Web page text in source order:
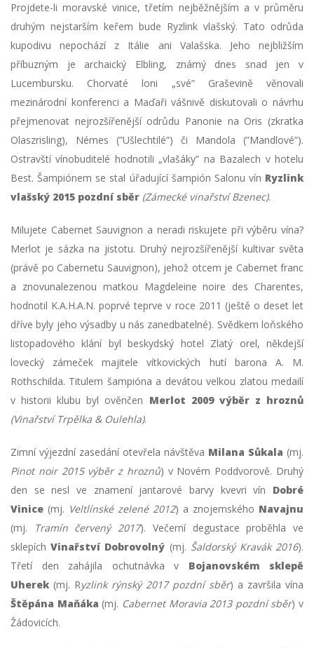
Projdete-li moravské vinice, třetím nejběžnějším a v průměru
druhým nejstarším keřem bude Ryzlink vlašský. Tato odrůda
kupodivu nepochází z Itálie ani Valašska. Jeho nejbližším
příbuzným je archaický Elbling, známý dnes snad jen v
Lucembursku. Chorvaté loni „své” Graševině věnovali
mezinárodní konferenci a Maďaři vášnivě diskutovali o návrhu
přejmenovat nejrozšířenější odrůdu Panonie na Oris (zkratka
Olaszrisling), Némes (”Ušlechtilé”) či Mandola (”Mandlové”).
Ostravští vínobuditelé hodnotili „vlašáky” na Bazalech v hotelu
Best. Šampiónem se stal úřadující šampión Salonu vín Ryzlink
vlašský 2015 pozdní sběr (Zámecké vinařství Bzenec).
Milujete Cabernet Sauvignon a neradi riskujete při výběru vína?
Merlot je sázka na jistotu. Druhý nejrozšířenější kultivar světa
(právě po Cabernetu Sauvignon), jehož otcem je Cabernet franc
a znovunalezenou matkou Magdeleine noire des Charentes,
hodnotil K.A.H.A.N. poprvé teprve v roce 2011 (ještě o deset let
dříve byly jeho výsadby u nás zanedbatelné). Svědkem loňského
listopadového klání byl beskydský hotel Zlatý orel, někdejší
lovecký zámeček majitele vítkovických hutí barona A. M.
Rothschilda. Titulem šampióna a devátou velkou zlatou medailí
v historii klubu byl ověnčen Merlot 2009 výběr z hroznů
(Vinařství Trpělka & Oulehla).
Zimní výjezdní zasedání otevřela návštěva Milana Sůkala (mj.
Pinot noir 2015 výběr z hroznů) v Novém Poddvorově. Druhý
den se nesl ve znamení jantarové barvy kvevri vín Dobré
Vinice (mj. Veltlínské zelené 2012) a znojemského Navajnu
(mj.
Tramín červený 2017). Večerní degustace proběhla ve
sklepíchVinařství Dobrovolný (mj. Šaldorský Kravák 2016).
Třetí den zahájila ochutnávka v Bojanovském sklepě
Uherek (mj. Ryzlink rýnský 2017 pozdní sběr) a završila vína
Štěpána Maňáka (mj. Cabernet Moravia 2013 pozdní sběr) v
Žádovicích.